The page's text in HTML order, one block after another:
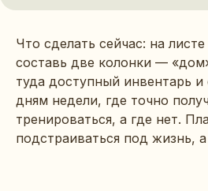
Что сделать сейчас: на
составь две колонки —
туда доступный инвентарь и
дням недели, где точно
тренироваться, а где нет.
подстраиваться под жизнь,